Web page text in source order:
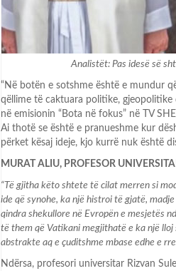
Analistët: Pas idesë së
“ Në botën e sotshme është e mundur
qëllime të caktuara politike,
në emisionin “Bota në fokus” në TV
Ai thotë se është e pranueshme kur
përket kësaj ideje, kjo kurrë nuk është
MURAT ALIU, PROFESOR
“Të gjitha këto shtete të cilat merren si
ide që synohe, ka një histroi të gjatë,
qindra shekullore në Evropën e mesjetës
të them që Vatikani megjithatë e ka një lloj
abstrakte aq e çuditshme mbase edhe e
Ndërsa, profesori universitar Rizvan